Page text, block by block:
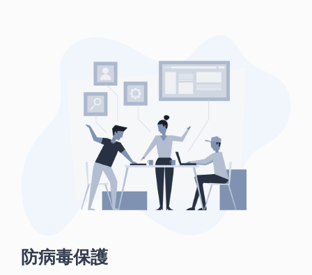
防病毒保護